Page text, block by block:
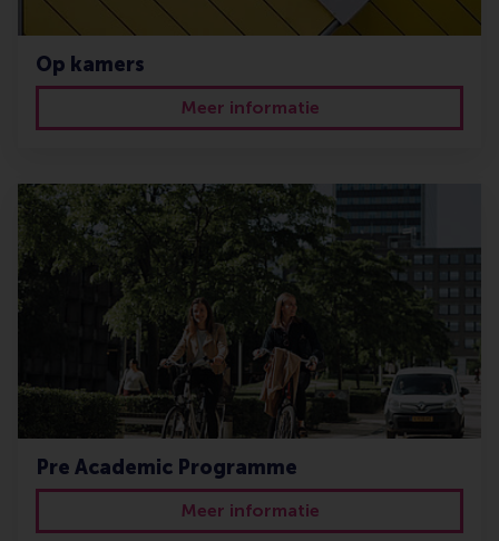
Op kamers
Meer informatie
Pre Academic Programme
Meer informatie